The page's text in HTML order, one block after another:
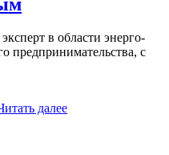
в области энерго-
предпринимательства, с
далее